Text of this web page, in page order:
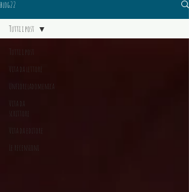
blog22
Tutti i post
Vita da lettore
Unfioreladomenica
Vita da
scrittore
Vita da editore
Le recensioni
Tutti i post